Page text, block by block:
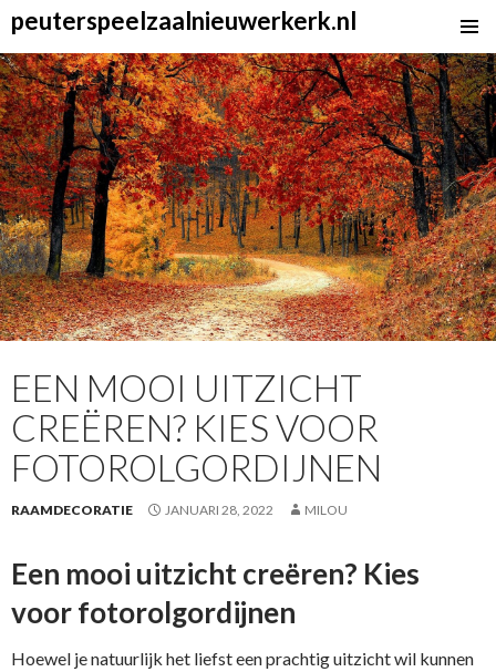
peuterspeelzaalnieuwerkerk.nl
TO
CONTENT
EEN MOOI UITZICHT
CREËREN? KIES VOOR
FOTOROLGORDIJNEN
RAAMDECORATIE JANUARI 28, 2022 MILOU
Een mooi uitzicht creëren? Kies
voor fotorolgordijnen
Hoewel je natuurlijk het liefst een prachtig uitzicht wil kunnen